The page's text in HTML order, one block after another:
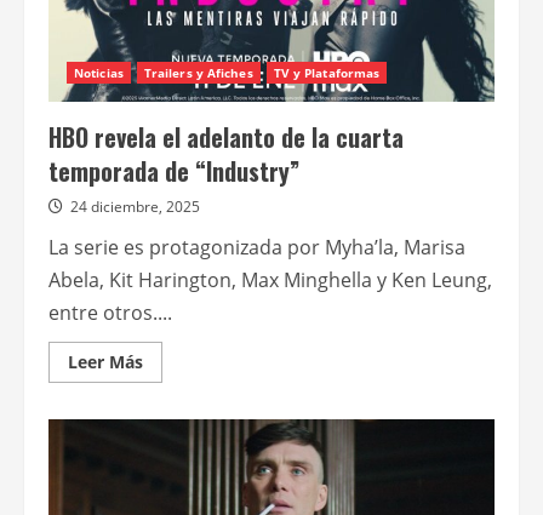
llega
a
HBO
Max
Noticias Trailers y Afiches TV y Plataformas
HBO revela el adelanto de la cuarta
temporada de “Industry”
24 diciembre, 2025
La serie es protagonizada por Myha’la, Marisa
Abela, Kit Harington, Max Minghella y Ken Leung,
entre otros....
Leer MásLeer
más
adelanto